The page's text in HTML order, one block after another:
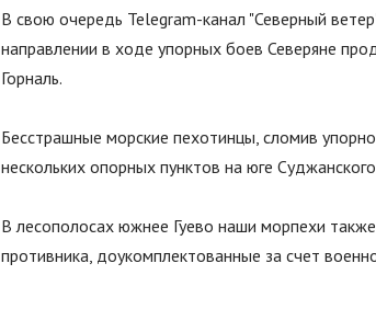
В свою очередь Telegram-канал "Северный
направлении в ходе упорных боев Северяне
Горналь.
Бесстрашные морские пехотинцы, сломив
нескольких опорных пунктов на юге
В лесополосах южнее Гуево наши морпехи
противника, доукомплектованные за счет